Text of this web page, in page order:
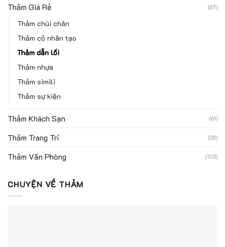
Thảm Giá Rẻ (67)
Thảm chùi chân
Thảm cỏ nhân tạo
Thảm dẫn lối
Thảm nhựa
Thảm simili
Thảm sự kiện
Thảm Khách Sạn (61)
Thảm Trang Trí (35)
Thảm Văn Phòng (103)
CHUYỆN VỀ THẢM